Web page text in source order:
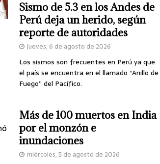
Sismo de 5.3 en los Andes de
Perú deja un herido, según
reporte de autoridades
jueves, 6 de agosto de 2026
Los sismos son frecuentes en Perú ya que
el país se encuentra en el llamado “Anillo de
Fuego” del Pacífico.
Más de 100 muertos en India
por el monzón e
inundaciones
miércoles, 5 de agosto de 2026